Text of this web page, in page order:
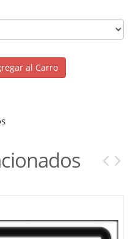
al Carro